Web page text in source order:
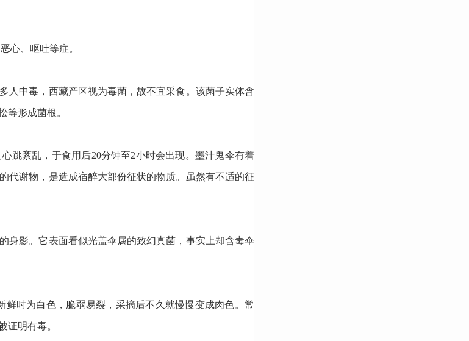
心、呕吐等症。
人中毒，西藏产区视为毒菌，故不宜采食。该菌子实体含
等形成菌根。
跳紊乱，于食用后20分钟至2小时会出现。墨汁鬼伞有着
代谢物，是造成宿醉大部份征状的物质。虽然有不适的征
身影。它表面看似光盖伞属的致幻真菌，事实上却含毒伞
鲜时为白色，脆弱易裂，采摘后不久就慢慢变成肉色。常
证明有毒。